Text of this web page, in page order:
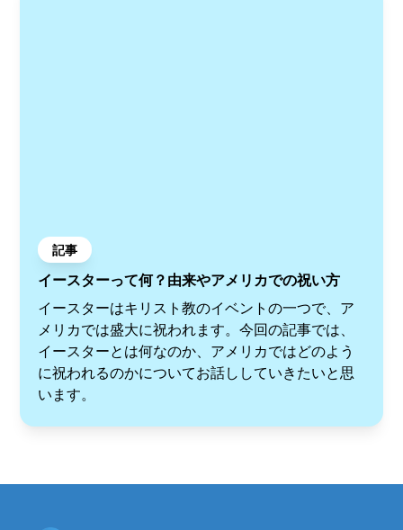
記事
イースターって何？由来やアメリカでの祝い方
イースターはキリスト教のイベントの一つで、ア
メリカでは盛大に祝われます。今回の記事では、
イースターとは何なのか、アメリカではどのよう
に祝われるのかについてお話ししていきたいと思
います。